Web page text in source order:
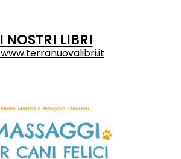
I NOSTRI LIBRI
www.terranuovalibri.it